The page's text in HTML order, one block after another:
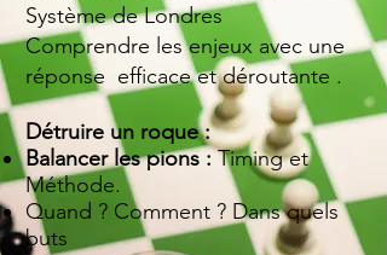
Système de Londres
Comprendre les enjeux avec une
réponse efficace et déroutante .
Détruire un roque :
Balancer les pions :Timing et
Méthode.
Quand ? Comment ? Dans quels
buts